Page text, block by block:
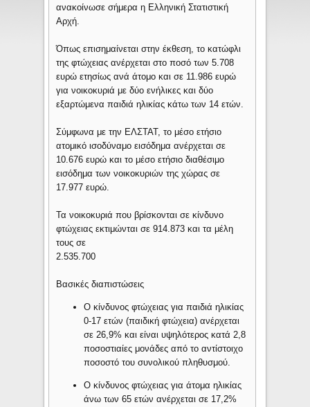
ανακοίνωσε σήμερα η Ελληνική Στατιστική
Αρχή.
Όπως επισημαίνεται στην έκθεση, το κατώφλι
της φτώχειας ανέρχεται στο ποσό των 5.708
ευρώ ετησίως ανά άτομο και σε 11.986 ευρώ
για νοικοκυριά με δύο ενήλικες και δύο
εξαρτώμενα παιδιά ηλικίας κάτω των 14 ετών.
Σύμφωνα με την ΕΛΣΤΑΤ, το μέσο ετήσιο
ατομικό ισοδύναμο εισόδημα ανέρχεται σε
10.676 ευρώ και το μέσο ετήσιο διαθέσιμο
εισόδημα των νοικοκυριών της χώρας σε
17.977 ευρώ.
Τα νοικοκυριά που βρίσκονται σε κίνδυνο
φτώχειας εκτιμώνται σε 914.873 και τα μέλη
τους σε
2.535.700
Βασικές διαπιστώσεις
Ο κίνδυνος φτώχειας για παιδιά ηλικίας
0-17 ετών (παιδική φτώχεια) ανέρχεται
σε 26,9% και είναι υψηλότερος κατά 2,8
ποσοστιαίες μονάδες από το αντίστοιχο
ποσοστό του συνολικού πληθυσμού.
Ο κίνδυνος φτώχειας για άτομα ηλικίας
άνω των 65 ετών ανέρχεται σε 17,2%